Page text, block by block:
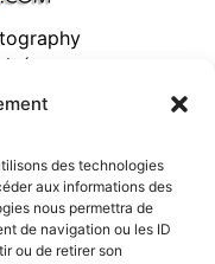
des technologies
aux informations des
nous permettra de
de navigation ou les ID
ou de retirer son